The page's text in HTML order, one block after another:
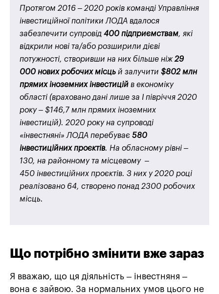
Протягом 2016 – 2020 років команді Управління
інвестиційної політики ЛОДА вдалося
забезпечити супровід 400 підприємствам, які
відкрили нові та/або розширили дієві
потужності, створивши на них більше ніж29
000 нових робочих місць й залучити $802 млн
прямих іноземних інвестицій в економіку
області (враховано дані лише за І півріччя 2020
року – $146,7 млн прямих іноземних
інвестицій). 2020 року на супроводі
«інвестняні» ЛОДА перебуває 580
інвестиційних проєктів. На обласному рівні –
130, на районному та місцевому –
450 інвестиційних проєктів. З них у 2020 році
реалізовано 64, створено понад 2300 робочих
місць.
Що потрібно змінити вже зараз
Я вважаю, що ця діяльність – інвестняня –
вона є зайвою. За нормальних умов цього не